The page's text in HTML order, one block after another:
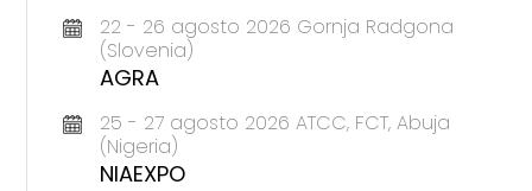
22 - 26 agosto 2026 Gornja Radgona
(Slovenia)
AGRA
25 - 27 agosto 2026 ATCC, FCT, Abuja
(Nigeria)
NIAEXPO